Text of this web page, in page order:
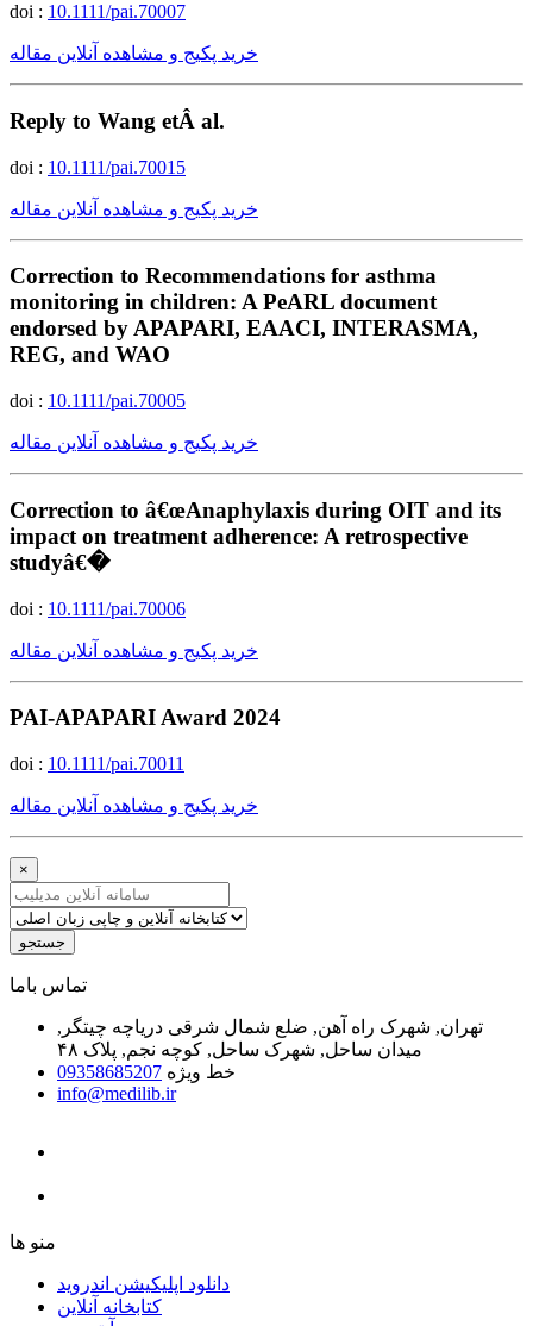
doi : 10.1111/pai.70007
خرید پکیج و مشاهده آنلاین مقاله
Reply to Wang etÂ al.
doi : 10.1111/pai.70015
خرید پکیج و مشاهده آنلاین مقاله
Correction to Recommendations for asthma
monitoring in children: A PeARL document
endorsed by APAPARI, EAACI, INTERASMA,
REG, and WAO
doi : 10.1111/pai.70005
خرید پکیج و مشاهده آنلاین مقاله
Correction to â€œAnaphylaxis during OIT and its
impact on treatment adherence: A retrospective
studyâ€�
doi : 10.1111/pai.70006
خرید پکیج و مشاهده آنلاین مقاله
PAI-APAPARI Award 2024
doi : 10.1111/pai.70011
خرید پکیج و مشاهده آنلاین مقاله
×
جستجو
ﺗﻤﺎﺱ ﺑﺎﻣﺎ
تهران, شهرک راه آهن, ضلع شمال شرقی دریاچه چیتگر,
میدان ساحل, شهرک ساحل, کوچه نجم, پلاک ۴۸
خط ویژه 09358685207
info@medilib.ir
ﻣﻨﻮ ﻫﺎ
دانلود اپلیکیشن اندروید
ﮐﺘﺎﺑﺨﺎﻧﻪ ﺁﻧﻼﯾﻦ